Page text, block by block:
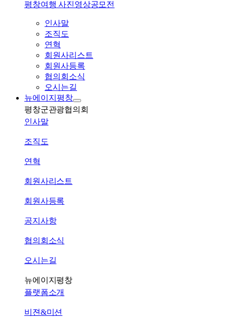
평창여행 사진영상공모전
인사말
조직도
연혁
회원사리스트
회원사등록
협의회소식
오시는길
뉴에이지평창
평창군관광협의회
인사말
조직도
연혁
회원사리스트
회원사등록
공지사항
협의회소식
오시는길
뉴에이지평창
플랫폼소개
비젼&미션